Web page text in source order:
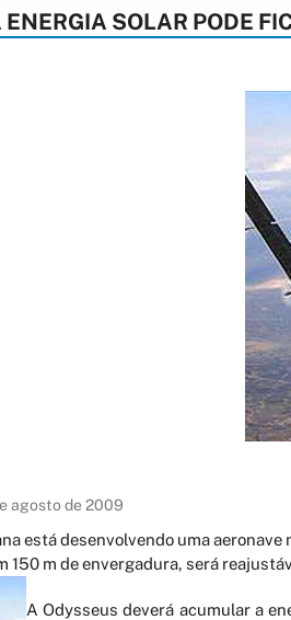
SOLAR PODE
agosto de 2009
está desenvolvendo uma
150 m de envergadura, será
A Odysseus deverá acumular a